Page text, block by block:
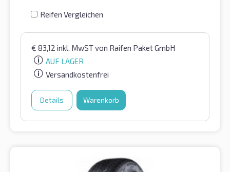
Reifen Vergleichen
€ 83,12 inkl. MwSTvon Raifen Paket GmbH
AUF LAGER
Versandkostenfrei
Details Warenkorb